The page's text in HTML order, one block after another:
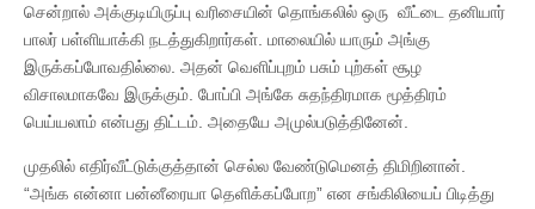
சென்றால் அக்குடியிருப்பு வரிசையின் தொங்கலில் ஒரு வீட்டை தனியார்
பாலர் பள்ளியாக்கி நடத்துகிறார்கள். மாலையில் யாரும் அங்கு
இருக்கப்போவதில்லை. அதன் வெளிப்புறம் பசும் புற்கள் சூழ
விசாலமாகவே இருக்கும். போப்பி அங்கே சுதந்திரமாக மூத்திரம்
பெய்யலாம் என்பது திட்டம். அதையே அமுல்படுத்தினேன்.
முதலில் எதிர்வீட்டுக்குத்தான் செல்ல வேண்டுமெனத் திமிறினான்.
“அங்க என்னா பன்னீரையா தெளிக்கப்போற” என சங்கிலியைப் பிடித்து